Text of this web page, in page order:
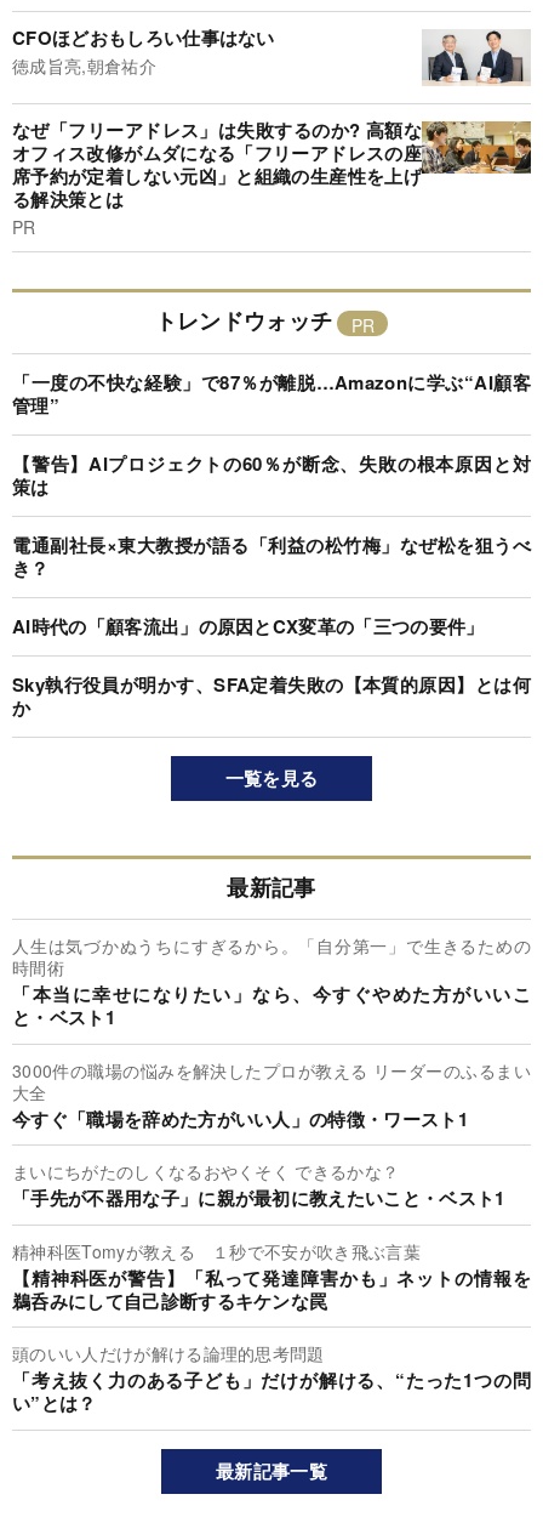
CFOほどおもしろい仕事はない
徳成旨亮,朝倉祐介
なぜ「フリーアドレス」は失敗するのか? 高額な
オフィス改修がムダになる「フリーアドレスの座
席予約が定着しない元凶」と組織の生産性を上げ
る解決策とは
PR
トレンドウォッチ
「一度の不快な経験」で87％が離脱…Amazonに学ぶ“AI顧客
管理”
【警告】AIプロジェクトの60％が断念、失敗の根本原因と対
策は
電通副社長×東大教授が語る「利益の松竹梅」なぜ松を狙うべ
き？
AI時代の「顧客流出」の原因とCX変革の「三つの要件」
Sky執行役員が明かす、SFA定着失敗の【本質的原因】とは何
か
一覧を見る
最新記事
人生は気づかぬうちにすぎるから。「自分第一」で生きるための
時間術
「本当に幸せになりたい」なら、今すぐやめた方がいいこ
と・ベスト1
3000件の職場の悩みを解決したプロが教える リーダーのふるまい
大全
今すぐ「職場を辞めた方がいい人」の特徴・ワースト1
まいにちがたのしくなるおやくそく できるかな？
「手先が不器用な子」に親が最初に教えたいこと・ベスト1
精神科医Tomyが教える １秒で不安が吹き飛ぶ言葉
【精神科医が警告】「私って発達障害かも」ネットの情報を
鵜呑みにして自己診断するキケンな罠
頭のいい人だけが解ける論理的思考問題
「考え抜く力のある子ども」だけが解ける、“たった1つの問
い”とは？
最新記事一覧